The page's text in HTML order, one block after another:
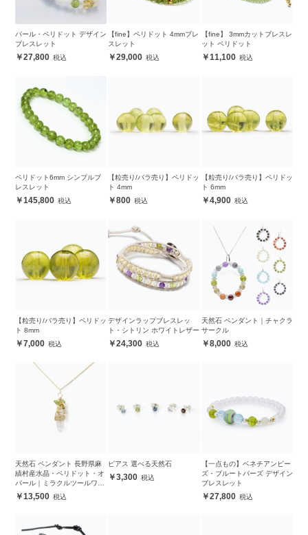
パール・ペリドット デザイン
ブレスレット
27,800
【fine】ペリドット 4mmブレ
スレット
29,000
【fine】 3mmカットブレスレ
ット ペリドット
11,100
ペリドット6mm シンプルブ
レスレット
145,800
【粒売り/バラ売り】ペリドッ
ト 4mm
800
【粒売り/バラ売り】ペリドッ
ト 6mm
4,900
【粒売り/バラ売り】ペリドッ
ト 8mm
7,000
デザインラップブレスレッ
ト・シトリン ホワイトレザー
24,300
天然石 ペンダント｜チャクラ
サークル
8,000
天然石 ペンダント 長野県麻
績村産水晶・ペリドット・オ
パール｜ミラクルツールワイ
ヤーワーク アイデンティティ
13,500
ピアス 選べる天然石
3,300
【一点もの】ベネチアンビー
ズ・ブルートパーズ デザイン
ブレスレット
27,800